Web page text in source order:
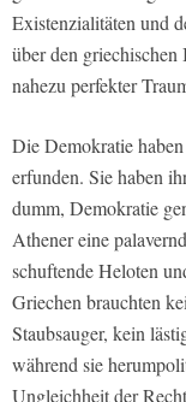
Existenzialitäten und
über den
nahezu perfekter
Die Demokratie
erfunden. Sie haben
dumm, Demokratie
Athener eine
schuftende Heloten
Griechen brauchten
Staubsauger, kein
während sie
Ungleichheit der